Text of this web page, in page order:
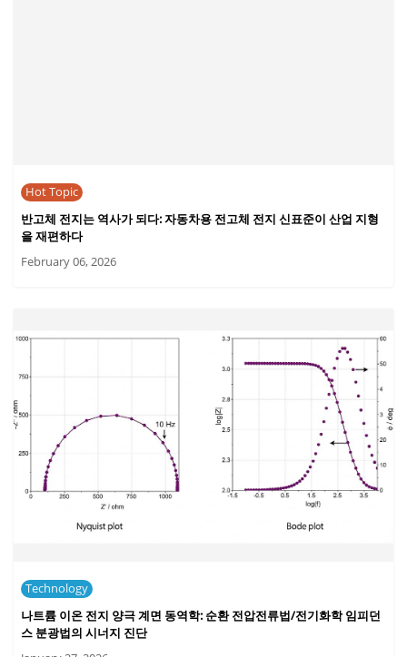
Hot Topic
반고체 전지는 역사가 되다: 자동차용 전고체 전지 신표준이 산업 지형
을 재편하다
February 06, 2026
Technology
나트륨 이온 전지 양극 계면 동역학: 순환 전압전류법/전기화학 임피던
스 분광법의 시너지 진단